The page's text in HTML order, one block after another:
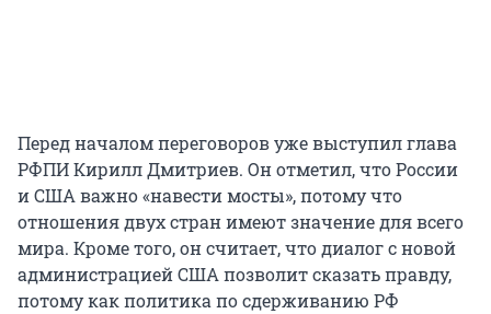
Перед началом переговоров уже выступил глава
РФПИ Кирилл Дмитриев. Он отметил, что России
и США важно «навести мосты», потому что
отношения двух стран имеют значение для всего
мира. Кроме того, он считает, что диалог с новой
администрацией США позволит сказать правду,
потому как политика по сдерживанию РФ